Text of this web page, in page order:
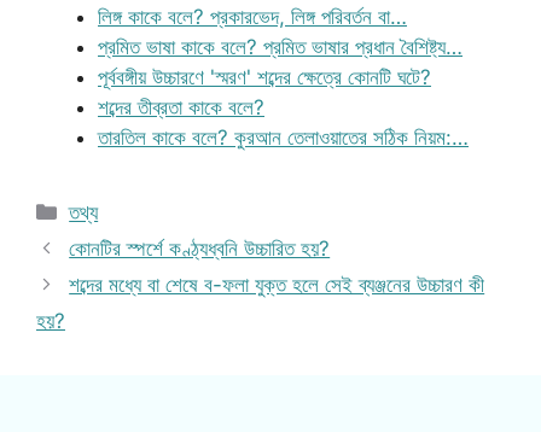
লিঙ্গ কাকে বলে? প্রকারভেদ, লিঙ্গ পরিবর্তন বা…
প্রমিত ভাষা কাকে বলে? প্রমিত ভাষার প্রধান বৈশিষ্ট্য…
পূর্ববঙ্গীয় উচ্চারণে 'স্মরণ' শব্দের ক্ষেত্রে কোনটি ঘটে?
শব্দের তীব্রতা কাকে বলে?
তারতিল কাকে বলে? কুরআন তেলাওয়াতের সঠিক নিয়ম:…
Categories
তথ্য
কোনটির স্পর্শে কণ্ঠ্যধ্বনি উচ্চারিত হয়?
শব্দের মধ্যে বা শেষে ব-ফলা যুক্ত হলে সেই ব্যঞ্জনের উচ্চারণ কী
হয়?